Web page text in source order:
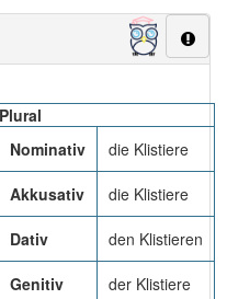
Plural
Nominativ
die Klistiere
Akkusativ die Klistiere
Dativ den Klistieren
Genitiv der Klistiere